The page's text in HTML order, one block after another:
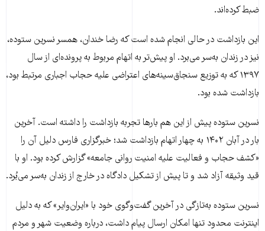
ضبط کرده‌اند.
این بازداشت در حالی انجام شده است که رضا خندان، همسر نسرین ستوده،
نیز در زندان به‌سر می‌برد. او پیش‌تر به اتهام مربوط به پرونده‌ای از سال
۱۳۹۷ که به توزیع سنجاق‌سینه‌های اعتراضی علیه حجاب اجباری مرتبط بود،
بازداشت شده بود.
نسرین ستوده پیش از این هم بارها تجربه بازداشت را داشته است. آخرین
بار در آبان ۱۴۰۲ به چهار اتهام بازداشت شد؛ خبرگزاری فارس دلیل آن را
«کشف حجاب و فعالیت علیه امنیت روانی جامعه» گزارش کرده بود. او با
قید وثیقه آزاد شد و تا پیش از تشکیل دادگاه در خارج از زندان به‌سر می‌بُرد.
نسرین ستوده به‌تازگی در آخرین گفت‌وگوی خود با «ایران‌وایر» که به دلیل
اینترنت محدود تنها امکان ارسال پیام داشت، درباره وضعیت شهر و مردم